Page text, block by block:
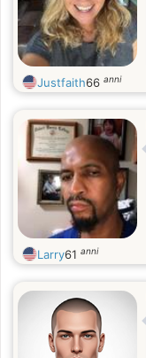
Justfaith66 anni
Larry61 anni